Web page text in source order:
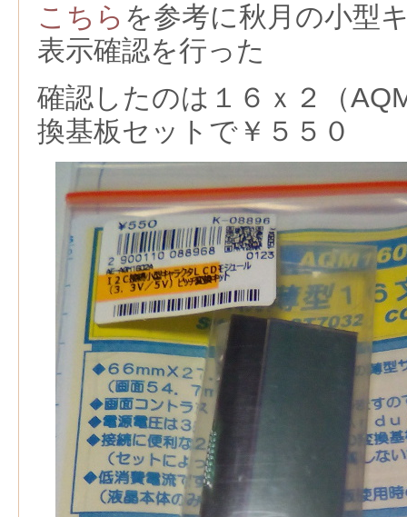
こちら を参考に秋月の小型
表示確認を行った
確認したのは１６ｘ２（
換基板セットで￥５５０